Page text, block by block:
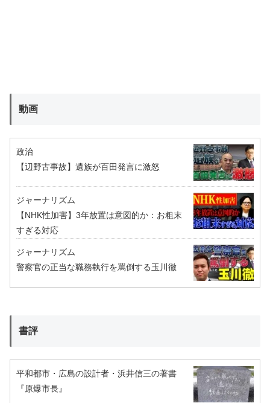
動画
政治
【辺野古事故】遺族が百田発言に激怒
ジャーナリズム
【NHK性加害】3年放置は意図的か：お粗末
すぎる対応
ジャーナリズム
警察官の正当な職務執行を罵倒する玉川徹
書評
平和都市・広島の設計者・浜井信三の著書
『原爆市長』